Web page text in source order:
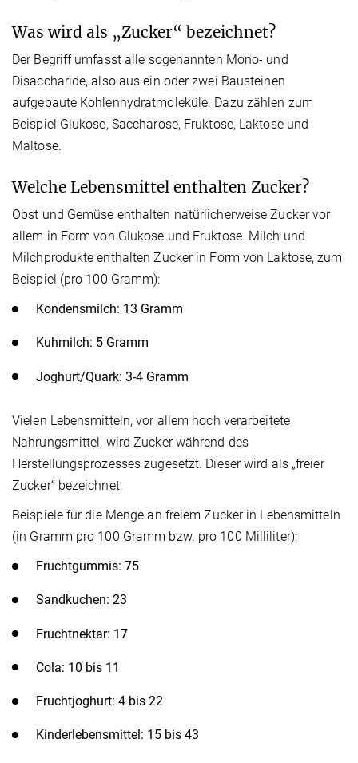
Was wird als „Zucker“ bezeichnet?
Der Begriff umfasst alle sogenannten Mono- und
Disaccharide, also aus ein oder zwei Bausteinen
aufgebaute Kohlenhydratmoleküle. Dazu zählen zum
Beispiel Glukose, Saccharose, Fruktose, Laktose und
Maltose.
Welche Lebensmittel enthalten Zucker?
Obst und Gemüse enthalten natürlicherweise Zucker vor
allem in Form von Glukose und Fruktose. Milch und
Milchprodukte enthalten Zucker in Form von Laktose, zum
Beispiel (pro 100 Gramm):
Kondensmilch: 13 Gramm
Kuhmilch: 5 Gramm
Joghurt/Quark: 3-4 Gramm
Vielen Lebensmitteln, vor allem hoch verarbeitete
Nahrungsmittel, wird Zucker während des
Herstellungsprozesses zugesetzt. Dieser wird als „freier
Zucker“ bezeichnet.
Beispiele für die Menge an freiem Zucker in Lebensmitteln
(in Gramm pro 100 Gramm bzw. pro 100 Milliliter):
Fruchtgummis: 75
Sandkuchen: 23
Fruchtnektar: 17
Cola: 10 bis 11
Fruchtjoghurt: 4 bis 22
Kinderlebensmittel: 15 bis 43